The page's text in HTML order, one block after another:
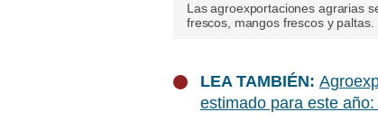
Las agroexportaciones agrarias
frescos, mangos frescos y paltas.
LEA TAMBIÉN:
estimado para este